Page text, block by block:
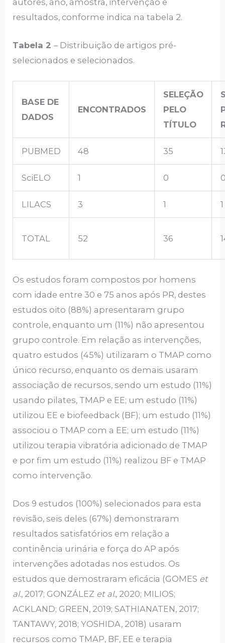
resultados, conforme indica na tabela 2.
Tabela 2– Distribuição de artigos pré-
selecionados e selecionados.
BASE DE
DADOS
ENCONTRADOS
SELEÇÃO
PELO
TÍTULO
PUBMED 48 35
SciELO 1 0
LILACS 3 1 1
TOTAL 52 36
Os estudos foram compostos por homens
com idade entre 30 e 75 anos após PR, destes
estudos oito (88%) apresentaram grupo
controle, enquanto um (11%) não apresentou
grupo controle. Em relação as intervenções,
quatro estudos (45%) utilizaram o TMAP como
único recurso, enquanto os demais usaram
associação de recursos, sendo um estudo (11%)
usando pilates, TMAP e EE; um estudo (11%)
utilizou EE e biofeedback (BF); um estudo (11%)
associou o TMAP com a EE; um estudo (11%)
utilizou terapia vibratória adicionado de TMAP
e por fim um estudo (11%) realizou BF e TMAP
como intervenção.
Dos 9 estudos (100%) selecionados para esta
revisão, seis deles (67%) demonstraram
resultados satisfatórios em relação a
continência urinária e força do AP após
intervenções adotadas nos estudos. Os
estudos que demostraram eficácia (GOMES et
al., 2017; GONZÁLEZ et al., 2020; MILIOS;
ACKLAND; GREEN, 2019; SATHIANATEN, 2017;
TANTAWY, 2018; YOSHIDA, 2018) usaram
recursos como TMAP, BF, EE e terapia